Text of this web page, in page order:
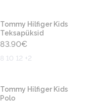
Tommy Hilfiger Kids
Teksapüksid
83.90€
8 10 12 +2
Tommy Hilfiger Kids
Polo